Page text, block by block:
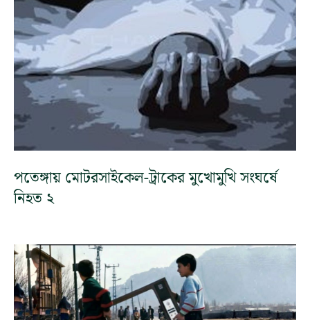
পতেঙ্গায় মোটরসাইকেল-ট্রাকের মুখোমুখি সংঘর্ষে
নিহত ২